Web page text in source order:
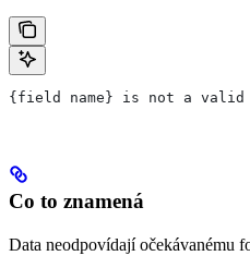
{field name} is not a
Co to znamená
Data neodpovídají očekávanému